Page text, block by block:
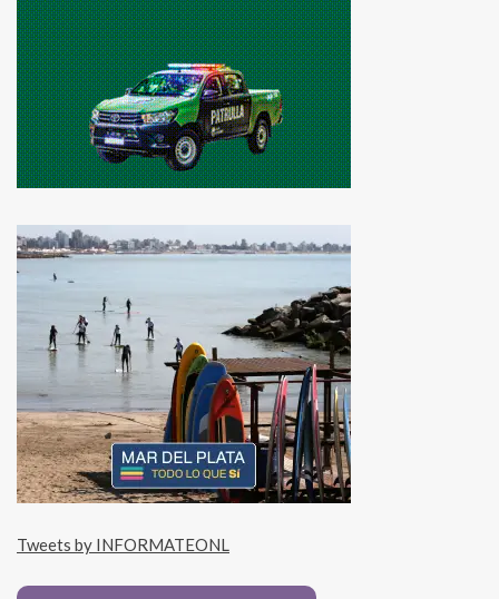
Tweets by INFORMATEONL